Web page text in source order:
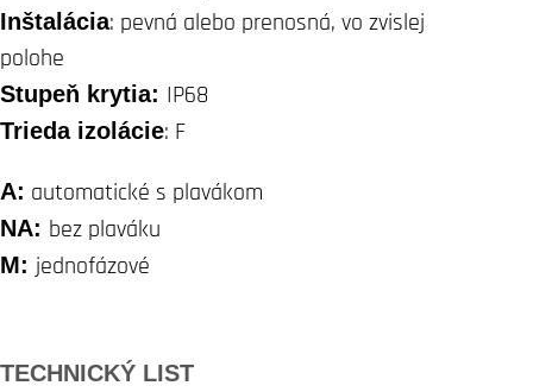
Inštalácia: pevná alebo prenosná, vo zvislej
polohe
Stupeň krytia: IP68
Trieda izolácie: F
A: automatické s plavákom
NA: bez plaváku
M: jednofázové
TECHNICKÝ LIST